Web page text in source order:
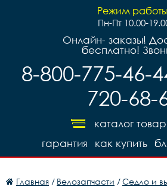
Режим
Пн-Пт 10.00-
Онлайн- заказы!
бесплатно!
8-800-775-46-
720-68-
каталог
как купить
гарантия
Главная / Велозапчасти /Седло и